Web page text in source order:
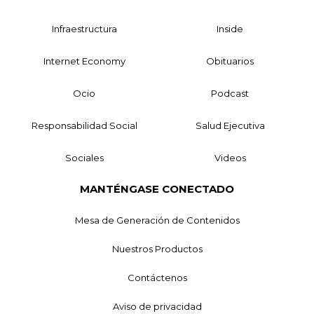
Infraestructura Inside
Internet Economy Obituarios
Ocio Podcast
Responsabilidad Social Salud Ejecutiva
Sociales Videos
MANTÉNGASE CONECTADO
Mesa de Generación de Contenidos
Nuestros Productos
Contáctenos
Aviso de privacidad